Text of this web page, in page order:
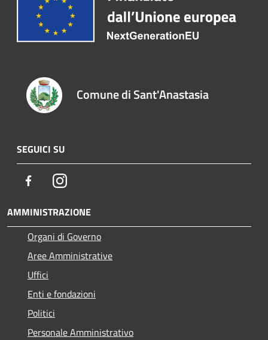
Comune di Sant'Anastasia
SEGUICI SU
FacebookInstagram
AMMINISTRAZIONE
Organi di Governo
Aree Amministrative
Uffici
Enti e fondazioni
Politici
Personale Amministrativo